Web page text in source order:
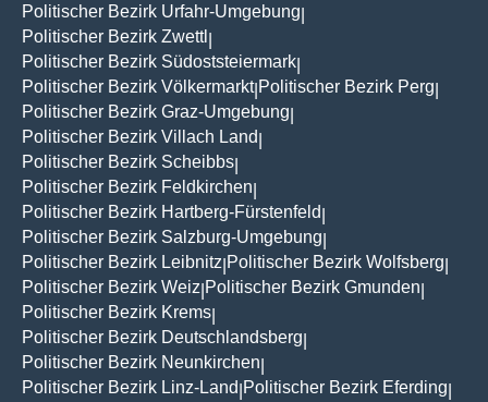
Politischer Bezirk Urfahr-Umgebung
Politischer Bezirk Zwettl
Politischer Bezirk Südoststeiermark
Politischer Bezirk Völkermarkt| Politischer Bezirk Perg
Politischer Bezirk Graz-Umgebung
Politischer Bezirk Villach Land
Politischer Bezirk Scheibbs
Politischer Bezirk Feldkirchen
Politischer Bezirk Hartberg-Fürstenfeld
Politischer Bezirk Salzburg-Umgebung
Politischer Bezirk Leibnitz Politischer Bezirk Wolfsberg
Politischer Bezirk Weiz Politischer Bezirk Gmunden
Politischer Bezirk Krems
Politischer Bezirk Deutschlandsberg
Politischer Bezirk Neunkirchen
Politischer Bezirk Linz-Land Politischer Bezirk Eferding